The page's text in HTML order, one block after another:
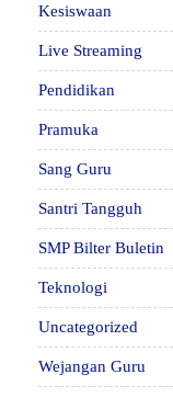
Kesiswaan
Live Streaming
Pendidikan
Pramuka
Sang Guru
Santri Tangguh
SMP Bilter Buletin
Teknologi
Uncategorized
Wejangan Guru